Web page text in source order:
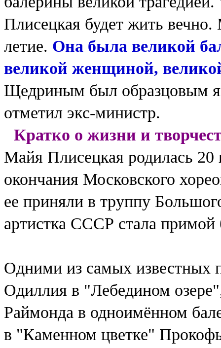
Плисецкая будет жить
летие. Она была великой
великой женщиной,
Щедриным был образцовым
отметил экс-министр.
Кратко о жизни и
Майя Плисецкая родилась
окончания Московского
ее приняли в труппу
артистка СССР стала примой
Одними из самых известных
Одиллия в "Лебедином
Раймонда в одноимённом
в "Каменном цветке"